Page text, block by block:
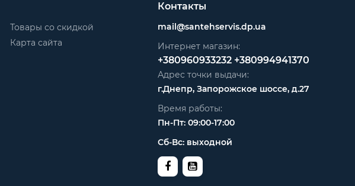
Товары со скидкой
Карта сайта
Контакты
mail@santehservis.dp.ua
Интернет магазин:
+380960933232 +380994941370
Адрес точки выдачи:
г.Днепр, Запорожское шоссе, д.27
Время работы:
Пн-Пт: 09:00-17:00
Сб-Вс: выходной